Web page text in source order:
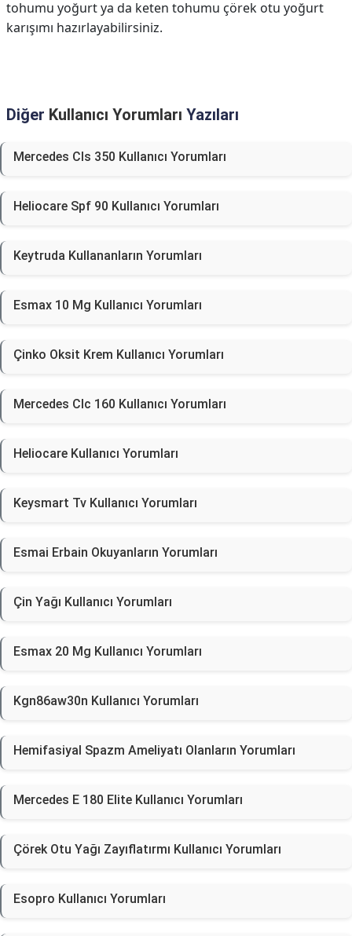
tohumu yoğurt ya da keten tohumu çörek otu yoğurt
karışımı hazırlayabilirsiniz.
Diğer Kullanıcı Yorumları Yazıları
Mercedes Cls 350 Kullanıcı Yorumları
Heliocare Spf 90 Kullanıcı Yorumları
Keytruda Kullananların Yorumları
Esmax 10 Mg Kullanıcı Yorumları
Çinko Oksit Krem Kullanıcı Yorumları
Mercedes Clc 160 Kullanıcı Yorumları
Heliocare Kullanıcı Yorumları
Keysmart Tv Kullanıcı Yorumları
Esmai Erbain Okuyanların Yorumları
Çin Yağı Kullanıcı Yorumları
Esmax 20 Mg Kullanıcı Yorumları
Kgn86aw30n Kullanıcı Yorumları
Hemifasiyal Spazm Ameliyatı Olanların Yorumları
Mercedes E 180 Elite Kullanıcı Yorumları
Çörek Otu Yağı Zayıflatırmı Kullanıcı Yorumları
Esopro Kullanıcı Yorumları